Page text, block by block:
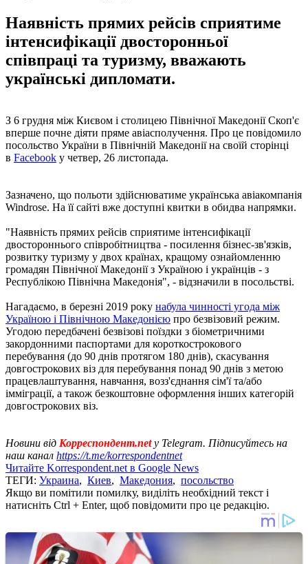
Наявність прямих рейсів сприятиме
інтенсифікації двосторонньої
співпраці та туризму, вважають
українські дипломати.
З 6 грудня між Києвом і столицею Північної Македонії Скоп'є
вперше почне діяти пряме авіасполучення. Про це повідомило
посольство України в Північній Македонії на своїй сторінці
в Facebook у четвер, 26 листопада.
Зазначено, що польоти здійснюватиме українська авіакомпанія
Windrose. На її сайті вже доступні квитки в обидва напрямки.
"Наявність прямих рейсів сприятиме інтенсифікації
двостороннього співробітництва - посилення бізнес-зв'язків,
розвитку туризму у двох країнах, кращому ознайомленню
громадян Північної Македонії з Україною і українців - з
Республікою Північна Македонія", - відзначили в посольстві.
Нагадаємо, в березні 2019 року набула чинності угода між
Україною і Північною Македонією про безвізовий режим.
Угодою передбачені безвізові поїздки з біометричними
закордонними паспортами для короткострокового
перебування (до 90 днів протягом 180 днів), скасування
довгострокових віз для перебування понад 90 днів з метою
працевлаштування, навчання, возз'єднання сім'ї та/або
імміграції, а також безкоштовне оформлення інших категорій
довгострокових віз.
Новини від Корреспондент.netу Telegram. Підписуйтесь на
наш канал https://t.me/korrespondentnet
Читайте Korrespondent.net в Google News
ТЕГИ: Украина, Киев, Македония, посольство
Якщо ви помітили помилку, виділіть необхідний текст і
натисніть Ctrl + Enter, щоб повідомити про це редакцію.